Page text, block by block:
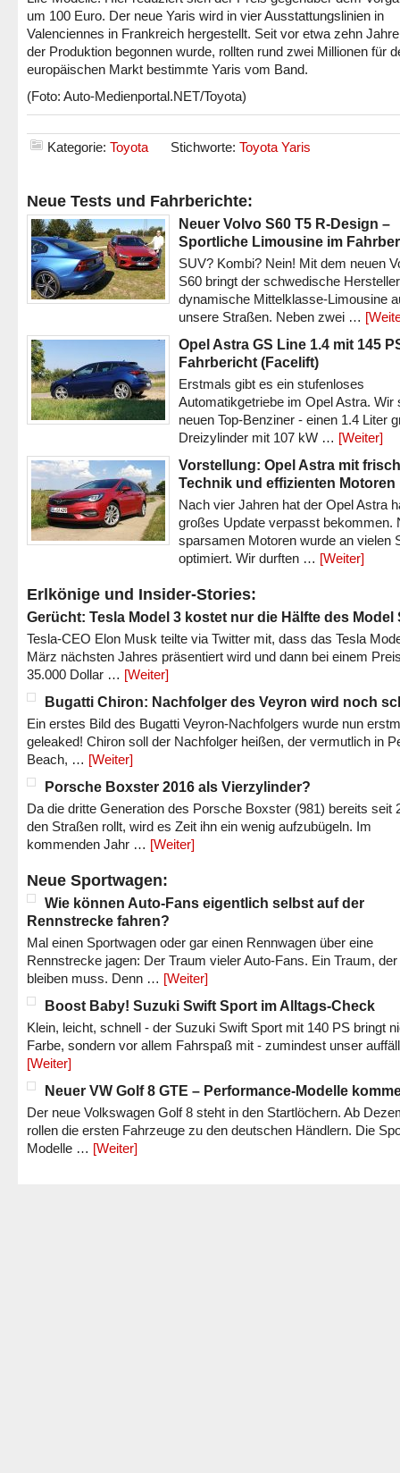
um 100 Euro. Der neue Yaris wird in vier Ausstattungslinien in
Valenciennes in Frankreich hergestellt. Seit vor etwa zehn
der Produktion begonnen wurde, rollten rund zwei Millionen für
europäischen Markt bestimmte Yaris vom Band.
(Foto: Auto-Medienportal.NET/Toyota)
Kategorie: Toyota Stichworte: Toyota Yaris
Neue Tests und Fahrberichte:
Neuer Volvo S60 T5 R-Design –
Sportliche Limousine im
SUV? Kombi? Nein! Mit dem neuen
S60 bringt der schwedische
dynamische Mittelklasse-Limousine
unsere Straßen. Neben zwei …
Opel Astra GS Line 1.4 mit 145
Fahrbericht (Facelift)
Erstmals gibt es ein stufenloses
Automatikgetriebe im Opel Astra. Wir
neuen Top-Benziner - einen 1.4 Liter
Dreizylinder mit 107 kW … [Weiter]
Vorstellung: Opel Astra mit
Technik und effizienten Motoren
Nach vier Jahren hat der Opel Astra
großes Update verpasst bekommen.
sparsamen Motoren wurde an vielen
optimiert. Wir durften … [Weiter]
Erlkönige und Insider-Stories:
Gerücht: Tesla Model 3 kostet nur die Hälfte des Model
Tesla-CEO Elon Musk teilte via Twitter mit, dass das Tesla
März nächsten Jahres präsentiert wird und dann bei einem
35.000 Dollar … [Weiter]
Bugatti Chiron: Nachfolger des Veyron wird noch
Ein erstes Bild des Bugatti Veyron-Nachfolgers wurde nun
geleaked! Chiron soll der Nachfolger heißen, der vermutlich in
Beach, … [Weiter]
Porsche Boxster 2016 als Vierzylinder?
Da die dritte Generation des Porsche Boxster (981) bereits seit
den Straßen rollt, wird es Zeit ihn ein wenig aufzubügeln. Im
kommenden Jahr … [Weiter]
Neue Sportwagen:
Wie können Auto-Fans eigentlich selbst auf der
Rennstrecke fahren?
Mal einen Sportwagen oder gar einen Rennwagen über eine
Rennstrecke jagen: Der Traum vieler Auto-Fans. Ein Traum,
bleiben muss. Denn … [Weiter]
Boost Baby! Suzuki Swift Sport im Alltags-Check
Klein, leicht, schnell - der Suzuki Swift Sport mit 140 PS bringt
Farbe, sondern vor allem Fahrspaß mit - zumindest unser
[Weiter]
Neuer VW Golf 8 GTE – Performance-Modelle
Der neue Volkswagen Golf 8 steht in den Startlöchern. Ab
rollen die ersten Fahrzeuge zu den deutschen Händlern. Die
Modelle … [Weiter]